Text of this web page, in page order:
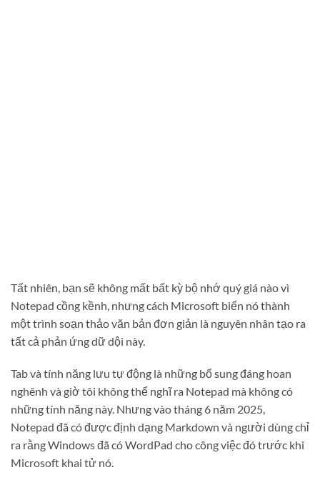
Tất nhiên, bạn sẽ không mất bất kỳ bộ nhớ quý giá nào vì
Notepad cồng kềnh, nhưng cách Microsoft biến nó thành
một trình soạn thảo văn bản đơn giản là nguyên nhân tạo ra
tất cả phản ứng dữ dội này.
Tab và tính năng lưu tự động là những bổ sung đáng hoan
nghênh và giờ tôi không thể nghĩ ra Notepad mà không có
những tính năng này. Nhưng vào tháng 6 năm 2025,
Notepad đã có được định dạng Markdown và người dùng chỉ
ra rằng Windows đã có WordPad cho công việc đó trước khi
Microsoft khai tử nó.